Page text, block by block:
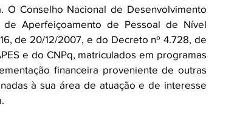
Conselho Nacional de Desenvolvimento
Aperfeiçoamento de Pessoal de Nível
de 20/12/2007, e do Decreto nº 4.728, de
e do CNPq, matriculados em programas
financeira proveniente de outras
à sua área de atuação e de interesse